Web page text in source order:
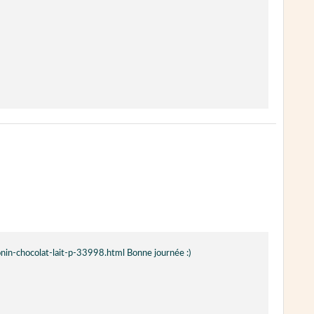
chocolat-lait-p-33998.html Bonne journée :)